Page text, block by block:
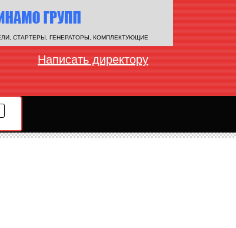
СТАРТЕРЫ, ГЕНЕРАТОРЫ, КОМПЛЕКТУЮЩИЕ
Написать директору